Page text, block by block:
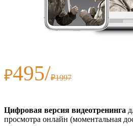
₽495/₽1997
Цифровая версия видеотренинга
просмотра онлайн (моментальная